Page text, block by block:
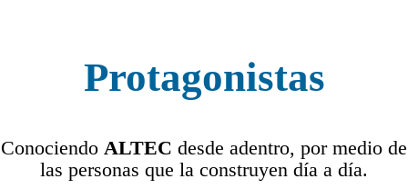
Protagonistas
Conociendo ALTEC desde adentro, por medio de
las personas que la construyen día a día.